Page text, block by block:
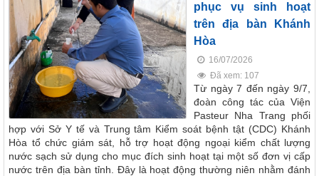
phục vụ sinh hoạt
trên địa bàn Khánh
Hòa
16/07/2026
Đã xem: 107
Từ ngày 7 đến ngày 9/7,
đoàn công tác của Viện
Pasteur Nha Trang phối
hợp với Sở Y tế và Trung tâm Kiểm soát bệnh tật (CDC) Khánh
Hòa tổ chức giám sát, hỗ trợ hoạt động ngoại kiểm chất lượng
nước sạch sử dụng cho mục đích sinh hoạt tại một số đơn vị cấp
nước trên địa bàn tỉnh. Đây là hoạt động thường niên nhằm đánh